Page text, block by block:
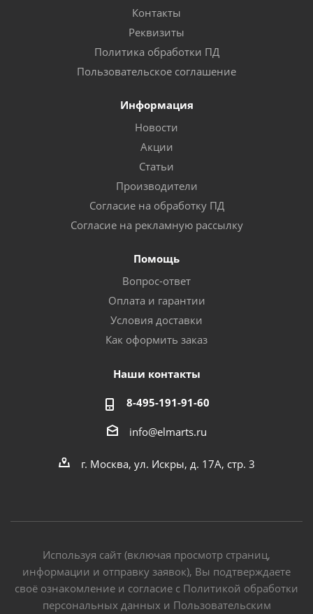
Контакты
Реквизиты
Политика обработки ПД
Пользовательское соглашение
Информация
Новости
Акции
Статьи
Производители
Согласие на обработку ПД
Согласие на рекламную рассылку
Помощь
Вопрос-ответ
Оплата и гарантии
Условия доставки
Как оформить заказ
Наши контакты
8-495-191-91-60
info@elmarts.ru
г. Москва, ул. Искры, д. 17А, стр. 3
Используя сайт (включая просмотр страниц,
информации и отправку заявок), Вы подтверждаете
своё ознакомление и согласие с Политикой обработки
персональных данных и Пользовательским